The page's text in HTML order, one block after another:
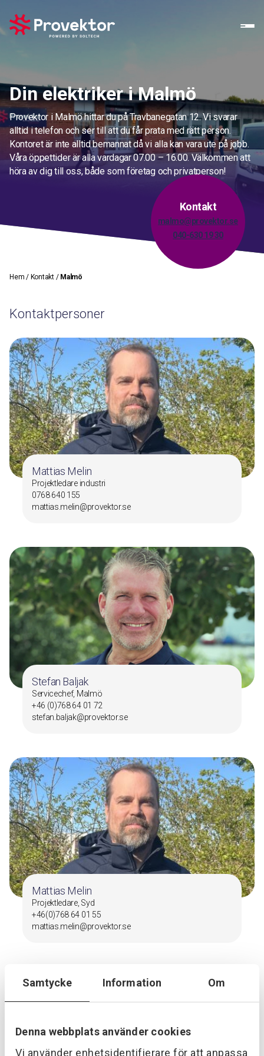
Samtycke Information Om
Denna webbplats använder cookies
Vi använder enhetsidentifierare för att anpassa
Din elektriker i Malmö
Provektor i Malmö hittar du på Travbanegatan 12. Vi svarar
alltid i telefon och ser till att du får prata med rätt person.
Kontoret är inte alltid bemannat då vi alla kan vara ute på jobb.
Våra öppettider är alla vardagar 07.00 – 16.00. Välkommen att
höra av dig till oss, både som företag och privatperson!
Kontakt
malmo@provektor.se
040-630 19 30
Hem / Kontakt/ Malmö
Kontaktpersoner
Mattias Melin
Projektledare industri
0768 640 155
mattias.melin@provektor.se
Stefan Baljak
Servicechef, Malmö
+46 (0)768 64 01 72
stefan.baljak@provektor.se
Mattias Melin
Projektledare, Syd
+46(0)768 64 01 55
mattias.melin@provektor.se